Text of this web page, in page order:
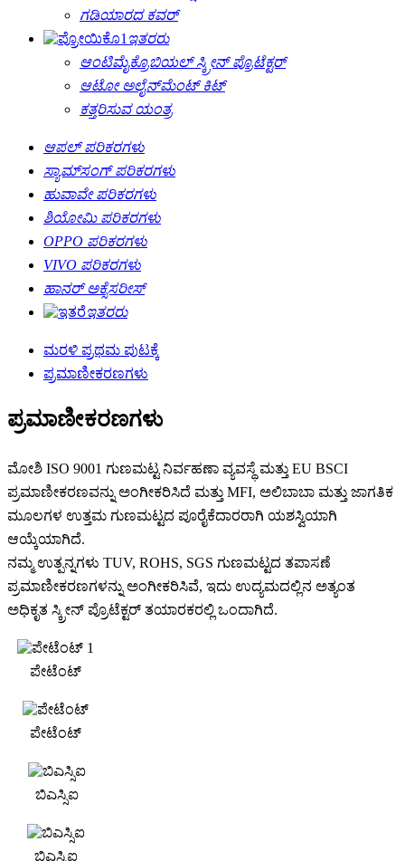
ಗಡಿಯಾರದ ಕವರ್
ಇತರರು
ಆಂಟಿಮೈಕ್ರೊಬಿಯಲ್ ಸ್ಕ್ರೀನ್ ಪ್ರೊಟೆಕ್ಟರ್
ಆಟೋ ಅಲೈನ್‌ಮೆಂಟ್ ಕಿಟ್
ಕತ್ತರಿಸುವ ಯಂತ್ರ
ಆಪಲ್ ಪರಿಕರಗಳು
ಸ್ಯಾಮ್‌ಸಂಗ್ ಪರಿಕರಗಳು
ಹುವಾವೇ ಪರಿಕರಗಳು
ಶಿಯೋಮಿ ಪರಿಕರಗಳು
OPPO ಪರಿಕರಗಳು
VIVO ಪರಿಕರಗಳು
ಹಾನರ್ ಅಕ್ಸೆಸರೀಸ್
ಇತರರು
ಮರಳಿ ಪ್ರಥಮ ಪುಟಕ್ಕೆ
ಪ್ರಮಾಣೀಕರಣಗಳು
ಪ್ರಮಾಣೀಕರಣಗಳು
ಮೋಶಿ ISO 9001 ಗುಣಮಟ್ಟ ನಿರ್ವಹಣಾ ವ್ಯವಸ್ಥೆ ಮತ್ತು EU BSCI
ಪ್ರಮಾಣೀಕರಣವನ್ನು ಅಂಗೀಕರಿಸಿದೆ ಮತ್ತು MFI, ಅಲಿಬಾಬಾ ಮತ್ತು ಜಾಗತಿಕ
ಮೂಲಗಳ ಉತ್ತಮ ಗುಣಮಟ್ಟದ ಪೂರೈಕೆದಾರರಾಗಿ ಯಶಸ್ವಿಯಾಗಿ
ಆಯ್ಕೆಯಾಗಿದೆ.
ನಮ್ಮ ಉತ್ಪನ್ನಗಳು TUV, ROHS, SGS ಗುಣಮಟ್ಟದ ತಪಾಸಣೆ
ಪ್ರಮಾಣೀಕರಣಗಳನ್ನು ಅಂಗೀಕರಿಸಿವೆ, ಇದು ಉದ್ಯಮದಲ್ಲಿನ ಅತ್ಯಂತ
ಅಧಿಕೃತ ಸ್ಕ್ರೀನ್ ಪ್ರೊಟೆಕ್ಟರ್ ತಯಾರಕರಲ್ಲಿ ಒಂದಾಗಿದೆ.
ಪೇಟೆಂಟ್
ಪೇಟೆಂಟ್
ಬಿಎಸ್ಸಿಐ
ಬಿಎಸ್ಸಿಐ